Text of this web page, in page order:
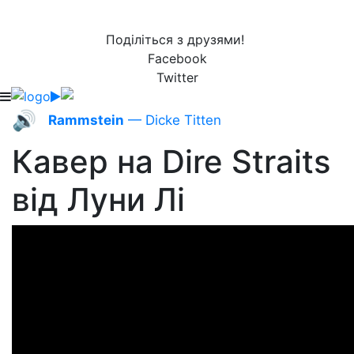
Поділіться з друзями!
Facebook
Twitter
🔊 Rammstein — Dicke Titten
Кавер на Dire Straits
від Луни Лі